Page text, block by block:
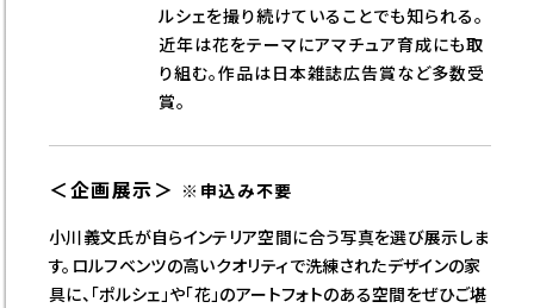
ルシェを撮り続けていることでも知られる。
近年は花をテーマにアマチュア育成にも取
り組む。作品は日本雑誌広告賞など多数受
賞。
＜企画展示＞ ※申込み不要
小川義文氏が自らインテリア空間に合う写真を選び展示しま
す。ロルフベンツの高いクオリティで洗練されたデザインの家
具に、「ポルシェ」や「花」のアートフォトのある空間をぜひご堪